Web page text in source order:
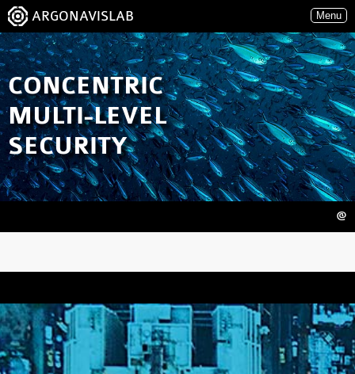
ARGONAVISLAB Menu
CONCENTRIC
MULTI-LEVEL
SECURITY
@